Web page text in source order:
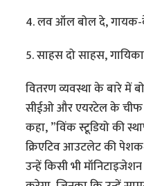
4. लव ऑल बोल दे,
5. साहस दो साहस,
वितरण व्यवस्था के बारे में
सीईओ और एयरटेल के चीफ
कहा, ”विंक स्टूडियो की
क्रिएटिव आउटलेट की
उन्हें किसी भी